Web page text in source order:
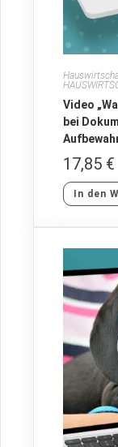
Video
bei
17,85 €
In den